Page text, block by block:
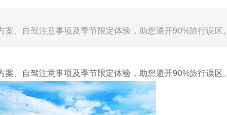
、自驾注意事项及季节限定体验，助您避开90%旅行误区。​
、自驾注意事项及季节限定体验，助您避开90%旅行误区。